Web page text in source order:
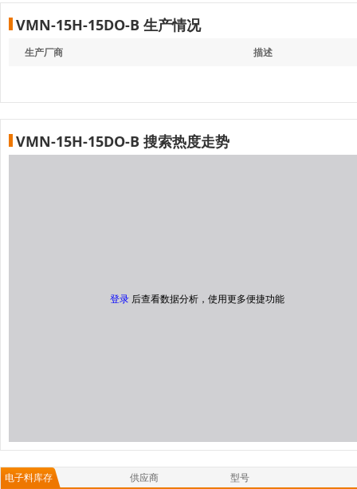
VMN-15H-15DO-B 生产情况
生产厂商 描述
VMN-15H-15DO-B 搜索热度走势
登录 后查看数据分析，使用更多便捷功能
电子料库存 供应商 型号